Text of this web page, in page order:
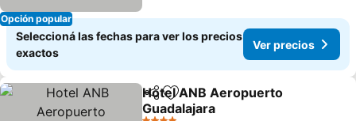
Opción popular
Seleccioná las fechas para ver los precios
exactos
Ver precios
CompartirAñadir a favoritos
Hotel ANB Aeropuerto
Guadalajara